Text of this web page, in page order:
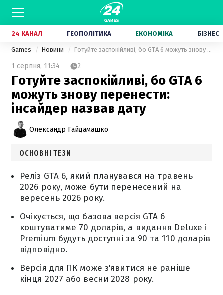
24 КАНАЛ ГЕОПОЛІТИКА ЕКОНОМІКА БІЗНЕС
Games Новини Готуйте заспокійливі, бо GTA 6 можуть знову перенести: інсайдер назвав дату
1 серпня, 11:34 2
Готуйте заспокійливі, бо GTA 6
можуть знову перенести:
інсайдер назвав дату
Олександр Гайдамашко
ОСНОВНІ ТЕЗИ
Реліз GTA 6, який планувався на травень
2026 року, може бути перенесений на
вересень 2026 року.
Очікується, що базова версія GTA 6
коштуватиме 70 доларів, а видання Deluxe і
Premium будуть доступні за 90 та 110 доларів
відповідно.
Версія для ПК може з'явитися не раніше
кінця 2027 або весни 2028 року.